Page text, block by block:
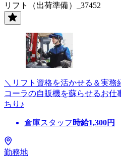
リフト（出荷準備）_37452
＼リフト資格を活かせる＆実務
コーラの自販機を蘇らせるお
ちり♪
倉庫スタッフ 時給1,300円
勤務地